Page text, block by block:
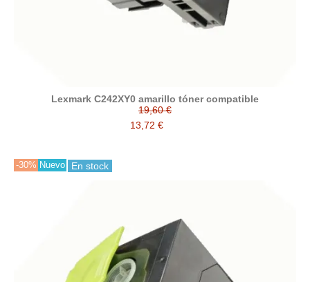
Lexmark C242XY0 amarillo tóner compatible
19,60 €
13,72 €
-30% Nuevo En stock